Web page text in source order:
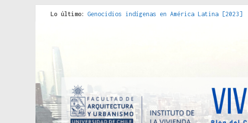
Lo último: Genocidios indígenas en América Latina [2023]